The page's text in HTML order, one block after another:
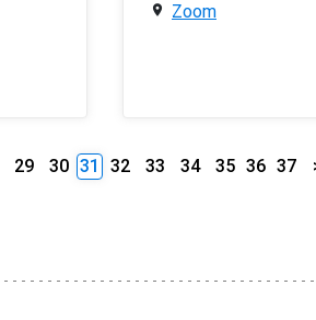
Zoom
29 30 31 32 33 34 35 36 37